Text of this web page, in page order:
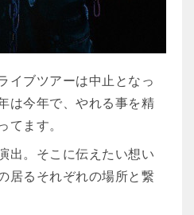
イブツアーは中止となっ
は今年で、やれる事を精
ます。
出。そこに伝えたい想い
居るそれぞれの場所と繋